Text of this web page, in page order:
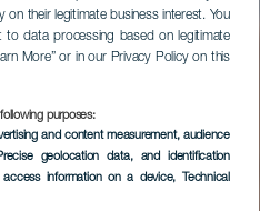
their legitimate business interest. You
data processing based on legitimate
More” or in our Privacy Policy on this
purposes:
and content measurement, audience
geolocation data, and identification
information on a device, Technical